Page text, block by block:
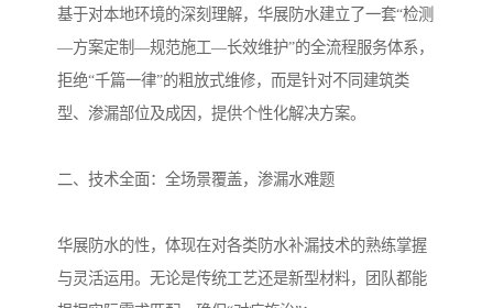
基于对本地环境的深刻理解，华展防水建立了一套“检测
—方案定制—规范施工—长效维护”的全流程服务体系，
拒绝“千篇一律”的粗放式维修，而是针对不同建筑类
型、渗漏部位及成因，提供个性化解决方案。
二、技术全面：全场景覆盖，渗漏水难题
华展防水的性，体现在对各类防水补漏技术的熟练掌握
与灵活运用。无论是传统工艺还是新型材料，团队都能